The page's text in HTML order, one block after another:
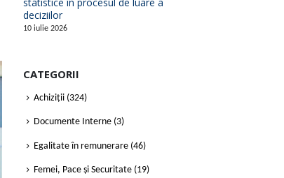
deciziilor
10 iulie 2026
CATEGORII
Achiziții (324)
Documente Interne (3)
Egalitate în remunerare (46)
Femei, Pace și Securitate (19)